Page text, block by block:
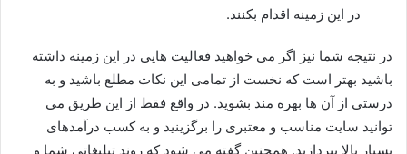
در این زمینه اقدام بکنند.
در نتیجه شما نیز اگر می خواهید فعالیت هایی در این زمینه داشته
باشید بهتر است که نخست از تمامی این نکات مطلع باشید و به
درستی از آن ها بهره مند بشوید. در واقع فقط از این طریق می
توانید سایت مناسب و معتبری را برگزینید و به کسب درآمدهای
بسیار بالا بپردازید. همچنین گفته می شود که روند تبلیغاتی شما و